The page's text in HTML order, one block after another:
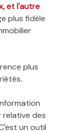
et l'autre
plus fidèle
plus
relative des
un outil